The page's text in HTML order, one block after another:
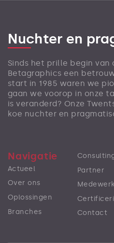
Nuchter en
Sinds het prille begin
Betagraphics een
start in 1985 waren we
gaan we voorop in onze
is veranderd? Onze
koe nuchter en
Navigatie
Actueel
Over ons
Oplossingen
Branches
Partner
Contact